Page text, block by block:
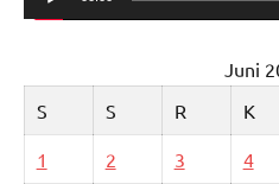
Juni
S
S R K
1 2 3 4